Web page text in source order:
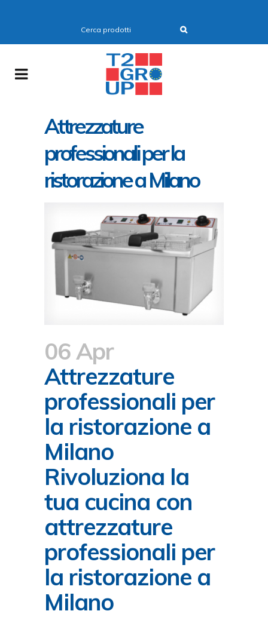
Attrezzature
professionali per la
ristorazione a Milano
06 Apr
Attrezzature
professionali per
la ristorazione a
Milano
Rivoluziona la
tua cucina con
attrezzature
professionali per
la ristorazione a
Milano